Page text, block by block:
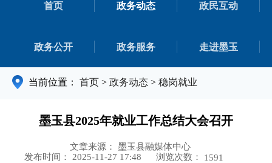
首页 政务动态 政民互动
政务公开 政务服务 走进墨玉
当前位置： 首页 > 政务动态 > 稳岗就业
墨玉县2025年就业工作总结大会召开
文章来源： 墨玉县融媒体中心
发布时间： 2025-11-27 17:48
浏览次数： 1591